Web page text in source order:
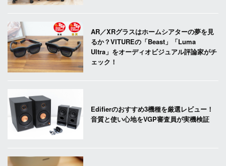
AR／XRグラスはホームシアターの夢を見
るか？VITUREの「Beast」「Luma
Ultra」をオーディオビジュアル評論家がチ
ェック！
Edifierのおすすめ3機種を厳選レビュー！
音質と使い心地をVGP審査員が実機検証